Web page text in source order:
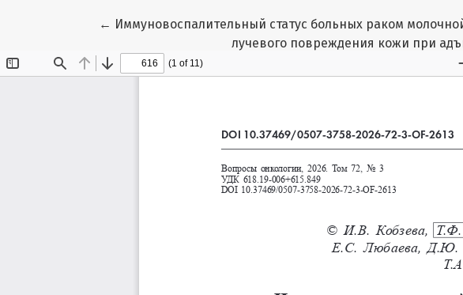
← Вернуться к Подробностям о статье
Иммуновоспалительный статус больных раком
лучевого повреждения кожи при